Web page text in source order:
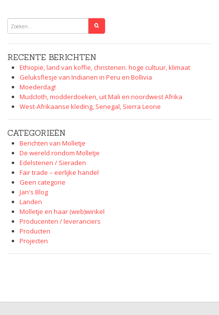
RECENTE BERICHTEN
Ethiopie, land van koffie, christenen. hoge cultuur, klimaat
Geluksflesje van Indianen in Peru en Bollivia
Moederdag!
Mudcloth, modderdoeken, uit Mali en noordwest Afrika
West-Afrikaanse kleding, Senegal, Sierra Leone
CATEGORIEËN
Berichten van Molletje
De wereld rondom Molletje
Edelstenen / Sieraden
Fair trade – eerlijke handel
Geen categorie
Jan's Blog
Landen
Molletje en haar (web)winkel
Producenten / leveranciers
Producten
Projecten